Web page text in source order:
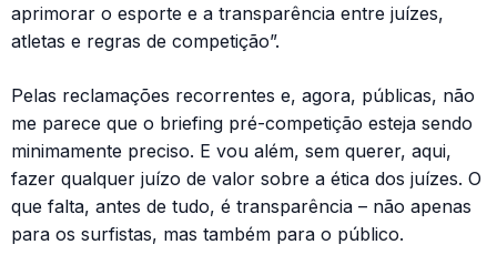
aprimorar o esporte e a transparência entre juízes,
atletas e regras de competição”.
Pelas reclamações recorrentes e, agora, públicas, não
me parece que o briefing pré-competição esteja sendo
minimamente preciso. E vou além, sem querer, aqui,
fazer qualquer juízo de valor sobre a ética dos juízes. O
que falta, antes de tudo, é transparência – não apenas
para os surfistas, mas também para o público.